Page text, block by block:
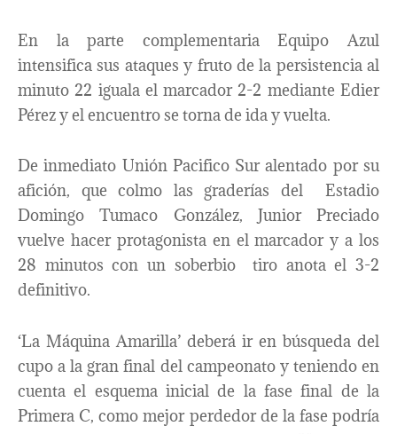
En la parte complementaria Equipo Azul
intensifica sus ataques y fruto de la persistencia al
minuto 22 iguala el marcador 2-2 mediante Edier
Pérez y el encuentro se torna de ida y vuelta.
De inmediato Unión Pacifico Sur alentado por su
afición, que colmo las graderías del Estadio
Domingo Tumaco González, Junior Preciado
vuelve hacer protagonista en el marcador y a los
28 minutos con un soberbio tiro anota el 3-2
definitivo.
‘La Máquina Amarilla’ deberá ir en búsqueda del
cupo a la gran final del campeonato y teniendo en
cuenta el esquema inicial de la fase final de la
Primera C, como mejor perdedor de la fase podría